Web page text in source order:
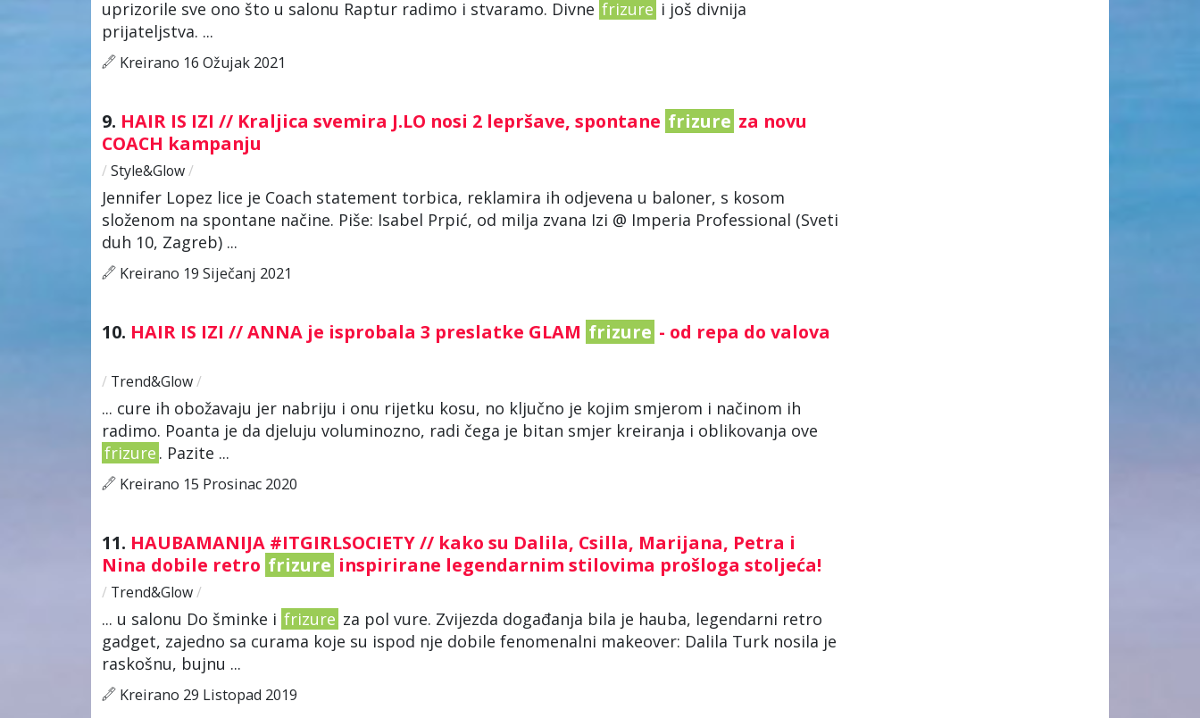
uprizorile sve ono što u salonu Raptur radimo i stvaramo. Divne frizure i još divnija
prijateljstva. ...
Kreirano 16 Ožujak 2021
9. HAIR IS IZI // Kraljica svemira J.LO nosi 2 lepršave, spontane frizure za novu
COACH kampanju
/ Style&Glow/
Jennifer Lopez lice je Coach statement torbica, reklamira ih odjevena u baloner, s kosom
složenom na spontane načine. Piše: Isabel Prpić, od milja zvana Izi @ Imperia Professional (Sveti
duh 10, Zagreb) ...
Kreirano 19 Siječanj 2021
10. HAIR IS IZI // ANNA je isprobala 3 preslatke GLAM frizure - od repa do valova
/ Trend&Glow/
... cure ih obožavaju jer nabriju i onu rijetku kosu, no ključno je kojim smjerom i načinom ih
radimo. Poanta je da djeluju voluminozno, radi čega je bitan smjer kreiranja i oblikovanja ove
frizure . Pazite ...
Kreirano 15 Prosinac 2020
11. HAUBAMANIJA #ITGIRLSOCIETY // kako su Dalila, Csilla, Marijana, Petra i
Nina dobile retro frizure inspirirane legendarnim stilovima prošloga stoljeća!
/ Trend&Glow/
... u salonu Do šminke i frizure za pol vure. Zvijezda događanja bila je hauba, legendarni retro
gadget, zajedno sa curama koje su ispod nje dobile fenomenalni makeover: Dalila Turk nosila je
raskošnu, bujnu ...
Kreirano 29 Listopad 2019